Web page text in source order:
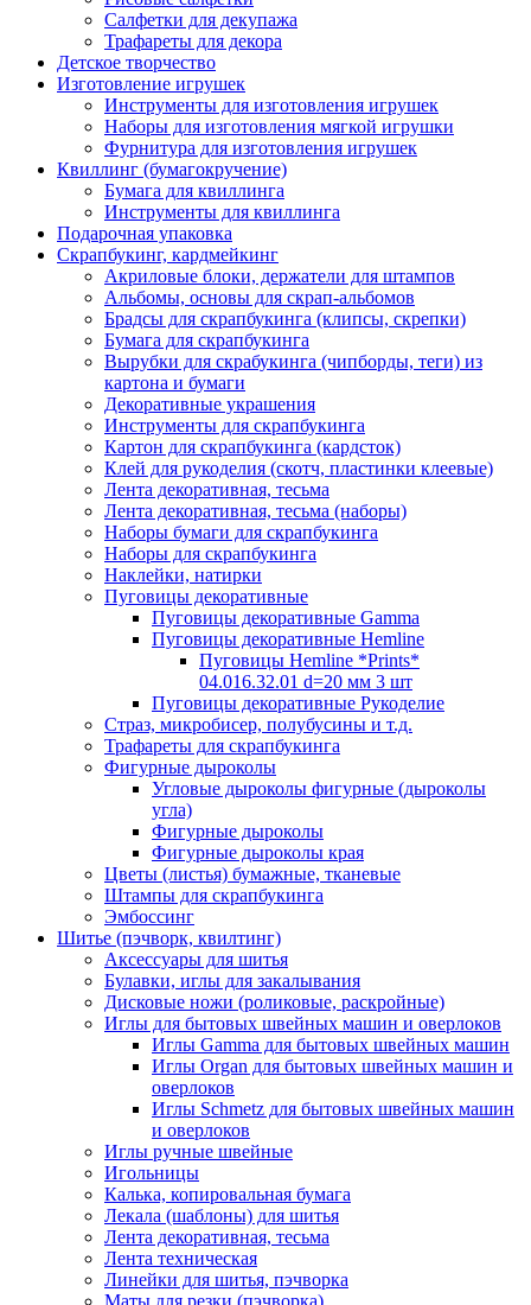
Салфетки для декупажа
Трафареты для декора
Детское творчество
Изготовление игрушек
Инструменты для изготовления игрушек
Наборы для изготовления мягкой игрушки
Фурнитура для изготовления игрушек
Квиллинг (бумагокручение)
Бумага для квиллинга
Инструменты для квиллинга
Подарочная упаковка
Скрапбукинг, кардмейкинг
Акриловые блоки, держатели для штампов
Альбомы, основы для скрап-альбомов
Брадсы для скрапбукинга (клипсы, скрепки)
Бумага для скрапбукинга
Вырубки для скрабукинга (чипборды, теги) из
картона и бумаги
Декоративные украшения
Инструменты для скрапбукинга
Картон для скрапбукинга (кардсток)
Клей для рукоделия (скотч, пластинки клеевые)
Лента декоративная, тесьма
Лента декоративная, тесьма (наборы)
Наборы бумаги для скрапбукинга
Наборы для скрапбукинга
Наклейки, натирки
Пуговицы декоративные
Пуговицы декоративные Gamma
Пуговицы декоративные Hemline
Пуговицы Hemline *Prints*
04.016.32.01 d=20 мм 3 шт
Пуговицы декоративные Рукоделие
Страз, микробисер, полубусины и т.д.
Трафареты для скрапбукинга
Фигурные дыроколы
Угловые дыроколы фигурные (дыроколы
угла)
Фигурные дыроколы
Фигурные дыроколы края
Цветы (листья) бумажные, тканевые
Штампы для скрапбукинга
Эмбоссинг
Шитье (пэчворк, квилтинг)
Аксессуары для шитья
Булавки, иглы для закалывания
Дисковые ножи (роликовые, раскройные)
Иглы для бытовых швейных машин и оверлоков
Иглы Gamma для бытовых швейных машин
Иглы Organ для бытовых швейных машин и
оверлоков
Иглы Schmetz для бытовых швейных машин
и оверлоков
Иглы ручные швейные
Игольницы
Калька, копировальная бумага
Лекала (шаблоны) для шитья
Лента декоративная, тесьма
Лента техническая
Линейки для шитья, пэчворка
Маты для резки (пэчворка)